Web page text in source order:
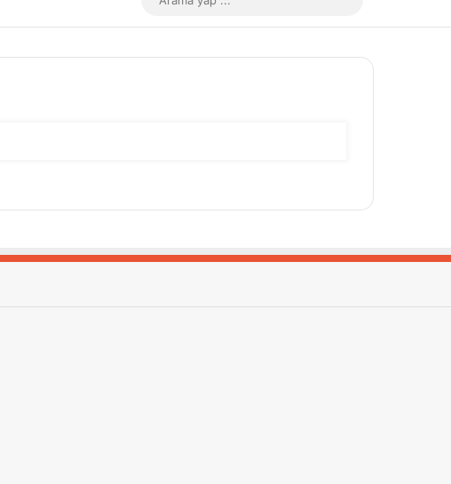
yap
...